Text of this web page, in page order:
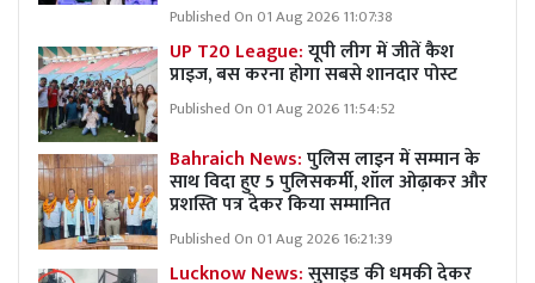
Published On 01 Aug 2026 11:07:38
UP T20 League:यूपी लीग में जीतें कैश
प्राइज, बस करना होगा सबसे शानदार पोस्ट
Published On 01 Aug 2026 11:54:52
Bahraich News:पुलिस लाइन में सम्मान के
साथ विदा हुए 5 पुलिसकर्मी, शॉल ओढ़ाकर और
प्रशस्ति पत्र देकर किया सम्मानित
Published On 01 Aug 2026 16:21:39
Lucknow News:सुसाइड की धमकी देकर